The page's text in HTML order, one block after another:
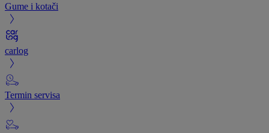
Gume i kotači
carlog
Termin servisa